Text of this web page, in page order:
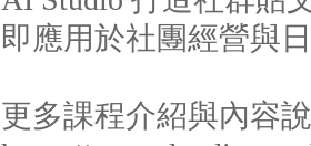
即應用於社團經營與
更多課程介紹與內容